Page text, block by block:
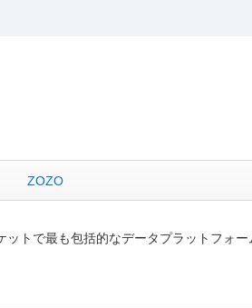
ZOZO
トで最も包括的なデータプラットフォ